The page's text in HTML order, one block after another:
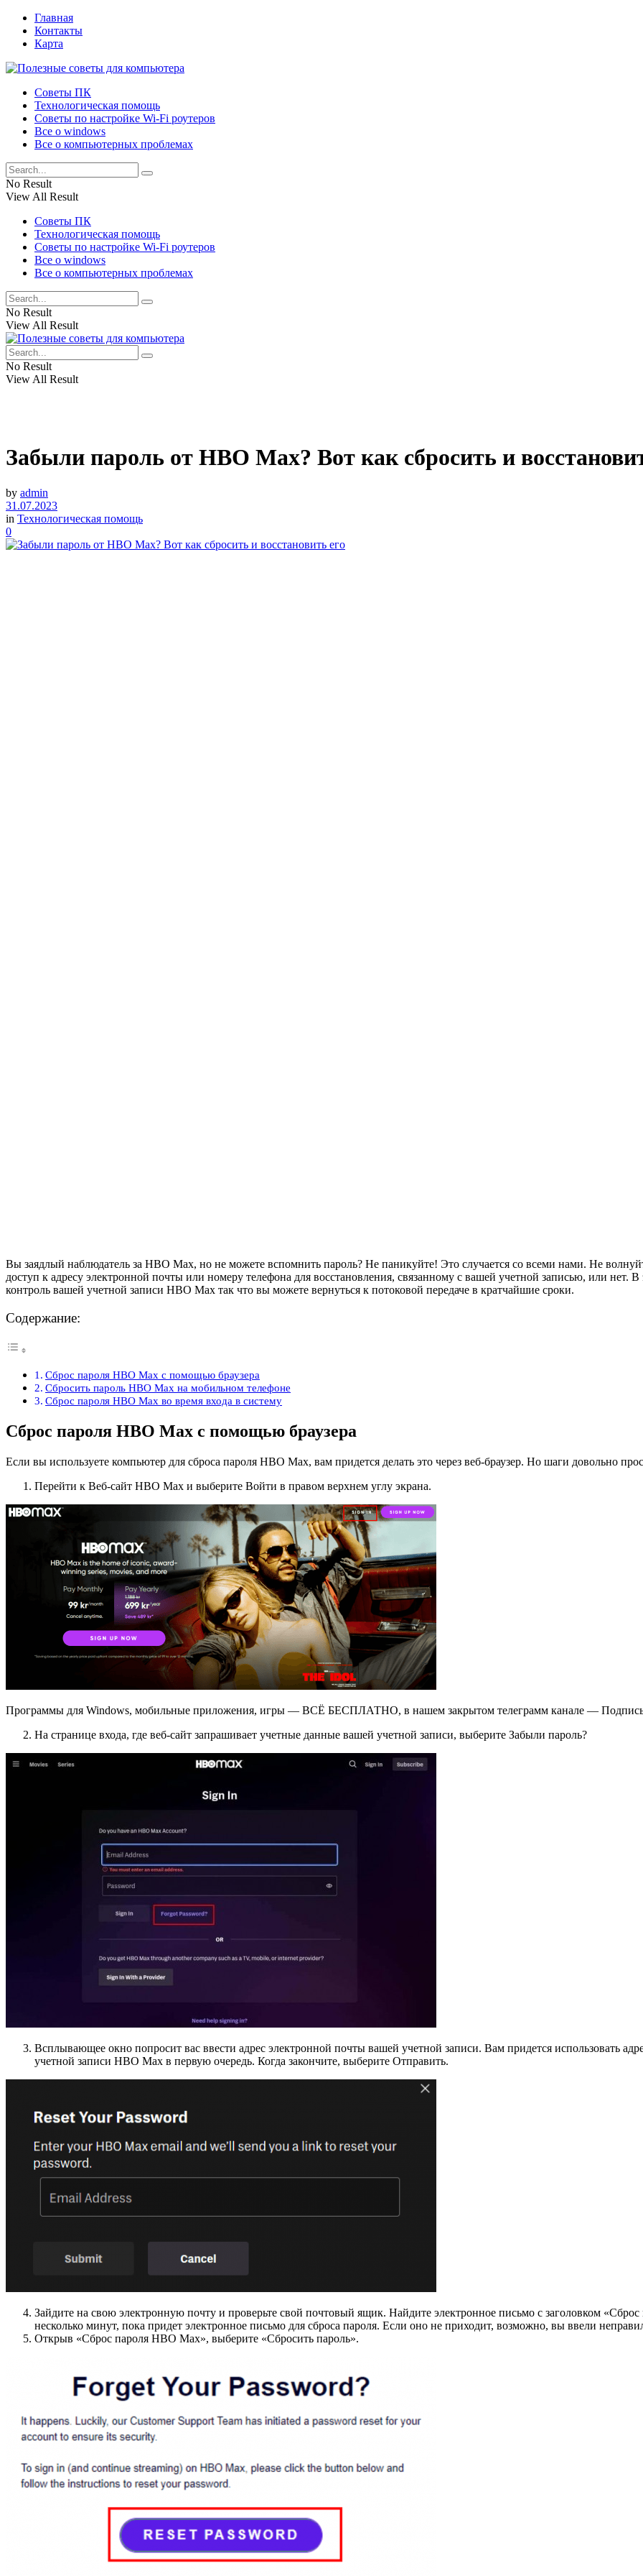
Главная
Контакты
Карта
Советы ПК
Технологическая помощь
Советы по настройке Wi-Fi роутеров
Все о windows
Все о компьютерных проблемах
No Result
View All Result
Советы ПК
Технологическая помощь
Советы по настройке Wi-Fi роутеров
Все о windows
Все о компьютерных проблемах
No Result
View All Result
No Result
View All Result
Забыли пароль от HBO Max? Вот как сбросить и
by admin
31.07.2023
in Технологическая помощь
0
Вы заядлый наблюдатель за HBO Max, но не можете вспомнить пароль? Не паникуйте! Это случается со всеми нами. Не
доступ к адресу электронной почты или номеру телефона для восстановления, связанному с вашей учетной записью, или
контроль вашей учетной записи HBO Max так что вы можете вернуться к потоковой передаче в кратчайшие сроки.
Содержание:
Сброс пароля HBO Max с помощью браузера
Сбросить пароль HBO Max на мобильном телефоне
Сброс пароля HBO Max во время входа в систему
Сброс пароля HBO Max с помощью браузера
Если вы используете компьютер для сброса пароля HBO Max, вам придется делать это через веб-браузер. Но шаги довольно
Перейти к Веб-сайт HBO Max и выберите Войти в правом верхнем углу экрана.
Программы для Windows, мобильные приложения, игры — ВСЁ БЕСПЛАТНО, в нашем закрытом телеграмм канале —
На странице входа, где веб-сайт запрашивает учетные данные вашей учетной записи, выберите Забыли пароль?
Всплывающее окно попросит вас ввести адрес электронной почты вашей учетной записи. Вам придется использовать
учетной записи HBO Max в первую очередь. Когда закончите, выберите Отправить.
Зайдите на свою электронную почту и проверьте свой почтовый ящик. Найдите электронное письмо с заголовком
несколько минут, пока придет электронное письмо для сброса пароля. Если оно не приходит, возможно, вы ввели
Открыв «Сброс пароля HBO Max», выберите «Сбросить пароль».